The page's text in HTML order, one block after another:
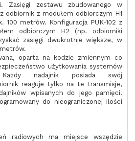
Zasięgi zestawu zbudowanego w
odbiornik z modułem odbiorczym H1
100 metrów. Konfiguracja PUK-102 z
odbiorczym H2 (np. odbiorniki
zasięgi dwukrotnie większe, w
oparta na kodzie zmiennym co
użytkowania systemów
Każdy nadajnik posiada swój
reaguje tylko na te transmisje,
wpisanych do jego pamięci.
do nieograniczonej ilości
radiowych ma miejsce wszędzie